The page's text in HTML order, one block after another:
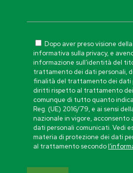
Dopo aver preso visione
informativa sulla privacy, e
informazione sull’identità del
trattamento dei dati personali,
finalità del trattamento dei dati
diritti rispetto al trattamento
comunque di tutto quanto
Reg. (UE) 2016/79, e ai sensi
nazionale in vigore,
dati personali comunicati. Vedi
materia di protezione dei dati
al trattamento secondo